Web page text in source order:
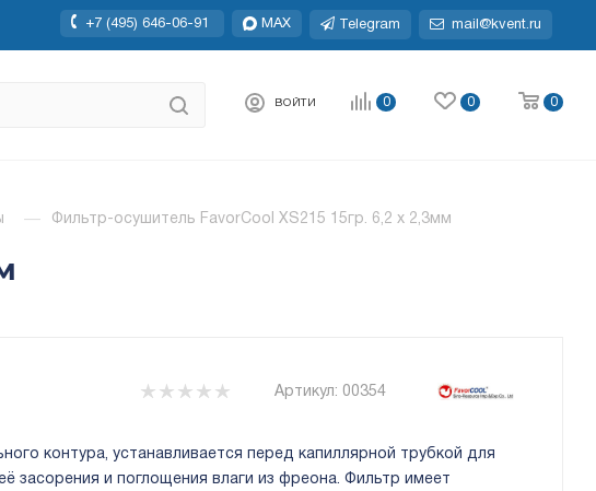
+7 (495) 646-06-91 MAX Telegram mail@kvent.ru
ВОЙТИ 0 0 0
— Фильтр-осушитель FavorCool XS215 15гр. 6,2 х 2,3мм
Артикул: 00354
контура, устанавливается перед капиллярной трубкой для
засорения и поглощения влаги из фреона. Фильтр имеет